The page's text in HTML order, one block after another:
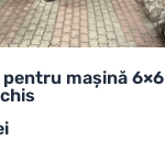
mașină 6×6